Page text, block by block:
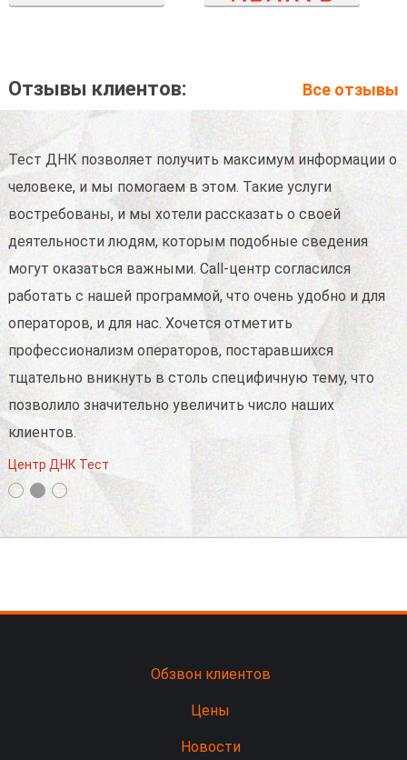
Все отзывы
Отзывы клиентов:
Тест ДНК позволяет получить максимум информации о
человеке, и мы помогаем в этом. Такие услуги
востребованы, и мы хотели рассказать о своей
деятельности людям, которым подобные сведения
могут оказаться важными. Call-центр согласился
работать с нашей программой, что очень удобно и для
операторов, и для нас. Хочется отметить
профессионализм операторов, постаравшихся
тщательно вникнуть в столь специфичную тему, что
позволило значительно увеличить число наших
клиентов.
Центр ДНК Тест
Обзвон клиентов
Цены
Новости